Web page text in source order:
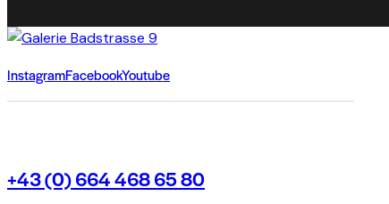
InstagramFacebookYoutube
+43 (0) 664 468 65 80